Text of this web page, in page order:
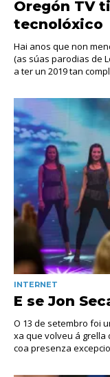
Oregón TV
tecnolóxico
Hai anos que non
(as súas parodias de
a ter un 2019 tan
INTERNET
E se Jon
O 13 de setembro foi
xa que volveu á grella
coa presenza